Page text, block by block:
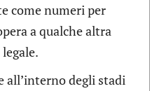
come numeri per
a qualche altra
all’interno degli stadi